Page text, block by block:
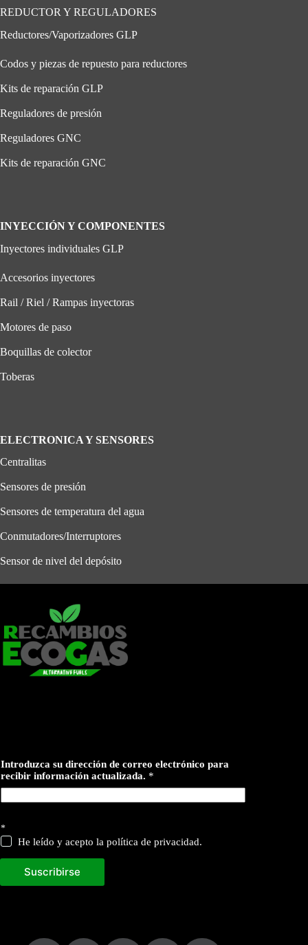
REDUCTOR Y REGULADORES
Reductores/Vaporizadores GLP
Codos y piezas de repuesto para reductores
Kits de reparación GLP
Reguladores de presión
Reguladores GNC
Kits de reparación GNC
INYECCIÓN Y COMPONENTES
Inyectores individuales GLP
Accesorios inyectores
Rail / Riel / Rampas inyectoras
Motores de paso
Boquillas de colector
Toberas
ELECTRONICA Y SENSORES
Centralitas
Sensores de presión
Sensores de temperatura del agua
Conmutadores/Interruptores
Sensor de nivel del depósito
e
c
i
b
r
a
c
t
a
Introduzca su dirección de correo electrónico para
recibir información actualizada. *
*
He leído y acepto la política de privacidad.
Suscribirse